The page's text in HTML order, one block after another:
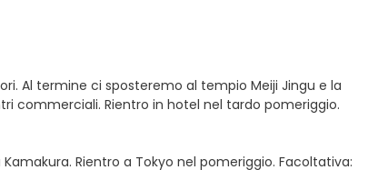
Al termine ci sposteremo al tempio Meiji Jingu e la
commerciali. Rientro in hotel nel tardo pomeriggio.
Rientro a Tokyo nel pomeriggio. Facoltativa: